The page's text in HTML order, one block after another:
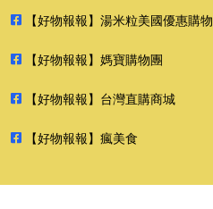
【好物報報】湯米粒美國優惠購物
【好物報報】媽寶購物團
【好物報報】台灣直購商城
【好物報報】瘋美食